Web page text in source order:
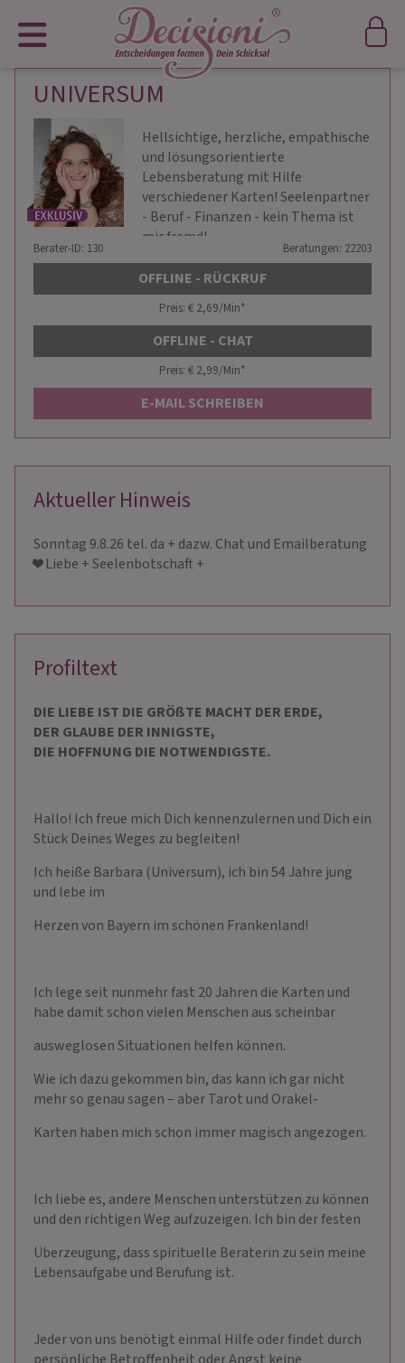
UNIVERSUM
Hellsichtige, herzliche, empathische
und lösungsorientierte
Lebensberatung mit Hilfe
verschiedener Karten! Seelenpartner
- Beruf - Finanzen - kein Thema ist
mir fremd!
Berater-ID: 130 Beratungen: 22203
OFFLINE - RÜCKRUF
Preis: € 2,69/Min*
OFFLINE - CHAT
Preis: € 2,99/Min*
E-MAIL SCHREIBEN
Aktueller Hinweis
Sonntag 9.8.26 tel. da + dazw. Chat und Emailberatung
❤️ Liebe + Seelenbotschaft +
Profiltext
DIE LIEBE IST DIE GRÖßTE MACHT DER ERDE,
DER GLAUBE DER INNIGSTE,
DIE HOFFNUNG DIE NOTWENDIGSTE.
Hallo! Ich freue mich Dich kennenzulernen und Dich ein
Stück Deines Weges zu begleiten!
Ich heiße Barbara (Universum), ich bin 54 Jahre jung
und lebe im
Herzen von Bayern im schönen Frankenland!
Ich lege seit nunmehr fast 20 Jahren die Karten und
habe damit schon vielen Menschen aus scheinbar
ausweglosen Situationen helfen können.
Wie ich dazu gekommen bin, das kann ich gar nicht
mehr so genau sagen – aber Tarot und Orakel-
Karten haben mich schon immer magisch angezogen.
Ich liebe es, andere Menschen unterstützen zu können
und den richtigen Weg aufzuzeigen. Ich bin der festen
Überzeugung, dass spirituelle Beraterin zu sein meine
Lebensaufgabe und Berufung ist.
Jeder von uns benötigt einmal Hilfe oder findet durch